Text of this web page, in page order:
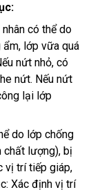
nhân có thể do
lớp vữa quá
nứt nhỏ, có
nứt. Nếu nứt
lại lớp
do lớp chống
chất lượng), bị
vị trí tiếp giáp,
Xác định vị trí